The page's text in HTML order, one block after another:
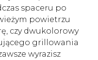
spaceru po
powietrzu
czy dwukolorowy
grillowania
wyrazisz